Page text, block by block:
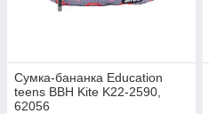
Сумка-бананка Education
teens BBH Kite K22-2590,
62056